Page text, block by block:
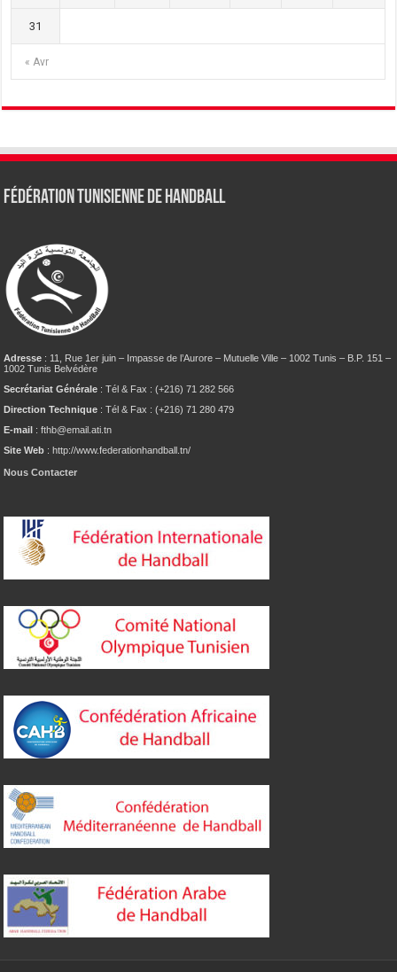
« Avr
31
Fédération tunisienne de Handball
Adresse : 11, Rue 1er juin – Impasse de l’Aurore – Mutuelle Ville – 1002 Tunis – B.P. 151 –
1002 Tunis Belvédère
Secrétariat Générale : Tél & Fax : (+216) 71 282 566
Direction Technique : Tél & Fax : (+216) 71 280 479
E-mail : fthb@email.ati.tn
Site Web : http://www.federationhandball.tn/
Nous Contacter